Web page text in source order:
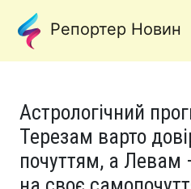
Репортер Новин
Астрологічний
Терезам варто
почуттям, а Левам